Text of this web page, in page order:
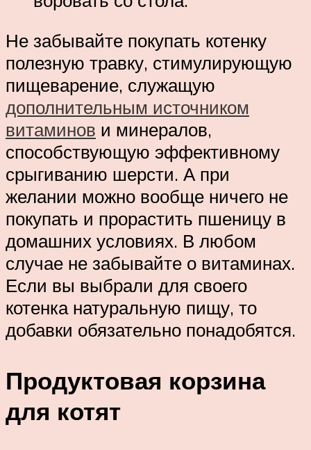
Не забывайте покупать котенку
полезную травку, стимулирующую
пищеварение, служащую
дополнительным источником
витаминов и минералов,
способствующую эффективному
срыгиванию шерсти. А при
желании можно вообще ничего не
покупать и прорастить пшеницу в
домашних условиях. В любом
случае не забывайте о витаминах.
Если вы выбрали для своего
котенка натуральную пищу, то
добавки обязательно понадобятся.
Продуктовая корзина
для котят